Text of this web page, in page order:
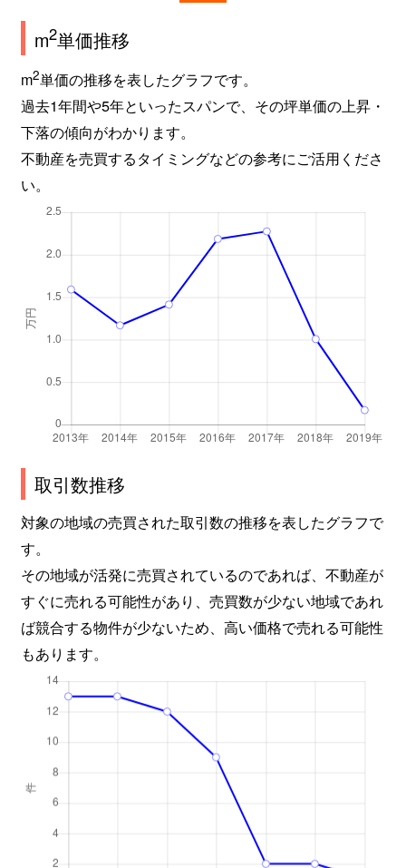
m2単価推移
m2単価の推移を表したグラフです。
過去1年間や5年といったスパンで、その坪単価の上昇・
下落の傾向がわかります。
不動産を売買するタイミングなどの参考にご活用くださ
い。
取引数推移
対象の地域の売買された取引数の推移を表したグラフで
す。
その地域が活発に売買されているのであれば、不動産が
すぐに売れる可能性があり、売買数が少ない地域であれ
ば競合する物件が少ないため、高い価格で売れる可能性
もあります。